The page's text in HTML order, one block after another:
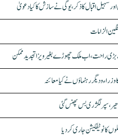
سہیل اقبال کا ذکر، یوگی نے سازش کا کیا دعویٰ
الزامات
و دیگر رہنماؤں نے کیا معائنہ
سپر لگژری بس پھنس گئی